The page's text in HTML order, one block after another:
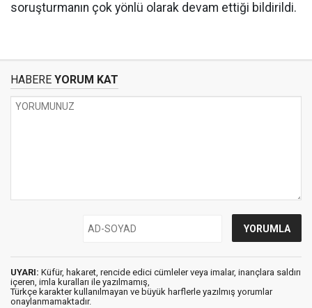
soruşturmanın çok yönlü olarak devam ettiği bildirildi.
HABERE YORUM KAT
UYARI: Küfür, hakaret, rencide edici cümleler veya imalar, inançlara saldırı
içeren, imla kuralları ile yazılmamış,
Türkçe karakter kullanılmayan ve büyük harflerle yazılmış yorumlar
onaylanmamaktadır.